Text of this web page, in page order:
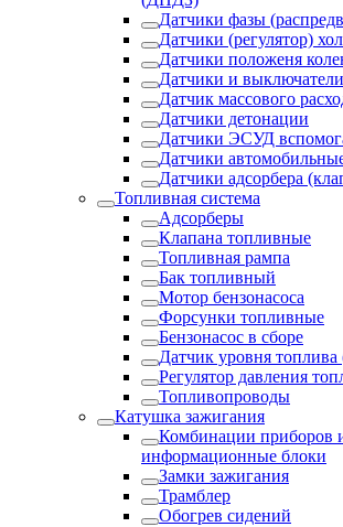
Датчики фазы
Датчики (регулятор)
Датчики положеня
Датчики и выключатели
Датчик массового
Датчики детонации
Датчики ЭСУД
Датчики
Датчики адсорбера
Топливная система
Адсорберы
Клапана топливные
Топливная рампа
Бак топливный
Мотор бензонасоса
Форсунки топливные
Бензонасос в сборе
Датчик уровня
Регулятор давления
Топливопроводы
Катушка зажигания
Комбинации приборов
информационные блоки
Замки зажигания
Трамблер
Обогрев сидений